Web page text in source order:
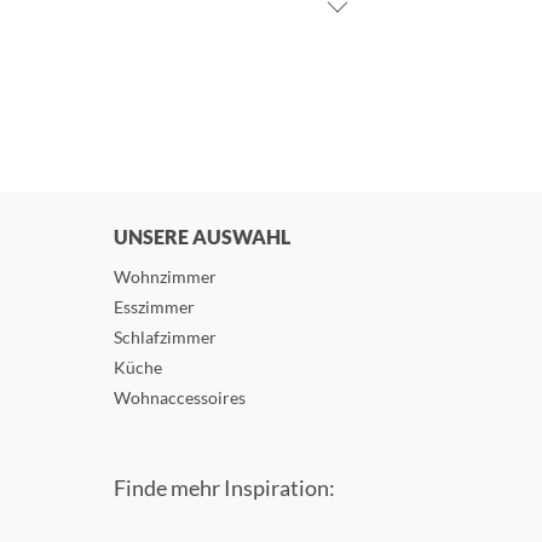
UNSERE AUSWAHL
Wohnzimmer
Esszimmer
Schlafzimmer
Küche
Wohnaccessoires
Finde mehr Inspiration: